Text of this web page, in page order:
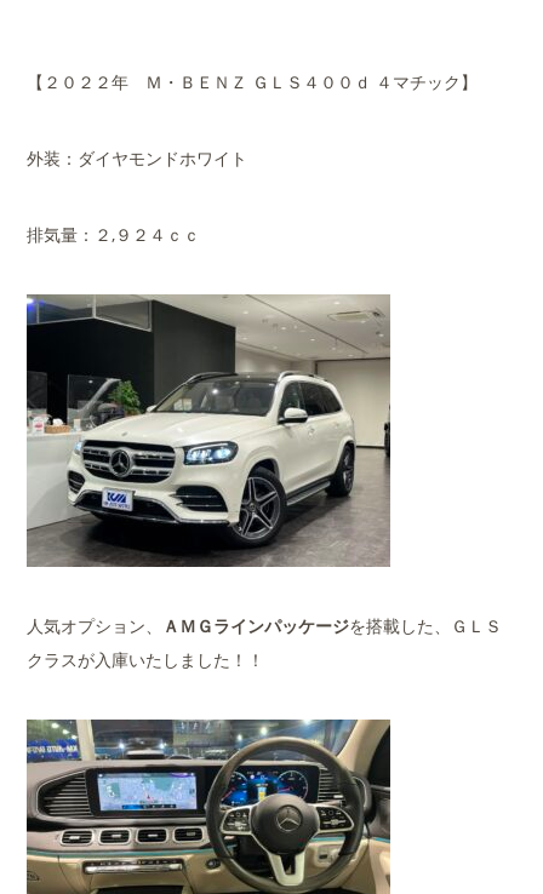
【２０２２年 Ｍ・ＢＥＮＺ ＧＬＳ４００ｄ ４マチック】
外装：ダイヤモンドホワイト
排気量：２,９２４ｃｃ
人気オプション、 ＡＭＧラインパッケージを搭載した、ＧＬＳ
クラスが入庫いたしました！！